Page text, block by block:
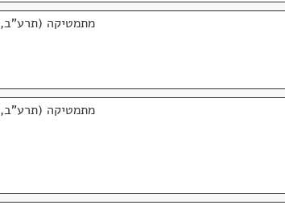
מתמטיקה (תרע"ב, 1912)
מתמטיקה (תרע"ב, 1912)